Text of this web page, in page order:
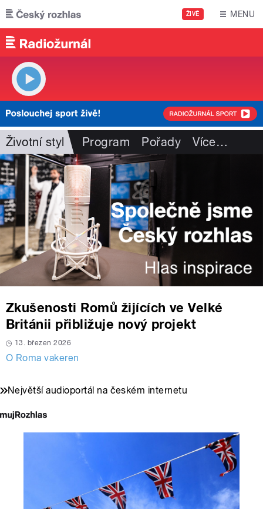
Přejít k hlavnímu obsahu
ŽIVĚ MENU
Životní styl Program Pořady Více…
Zkušenosti Romů žijících ve Velké
Británii přibližuje nový projekt
13. březen 2026
O Roma vakeren
Největší audioportál na českém internetu